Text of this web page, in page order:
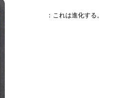
：これは進化する。